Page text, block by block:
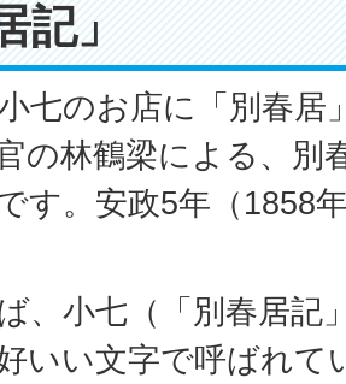
記」
七のお店に「別春居
の林鶴梁による、別
す。安政5年（1858
、小七（「別春居記
いい文字で呼ばれて